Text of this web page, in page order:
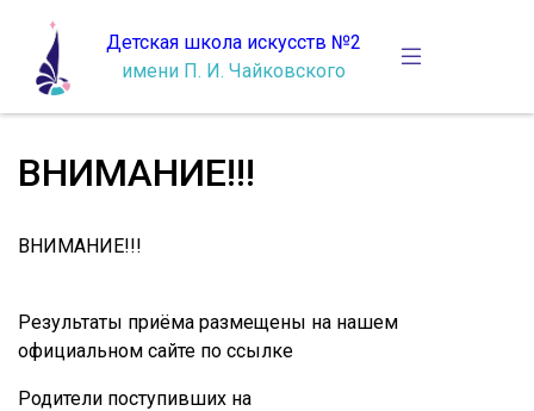
Детская школа искусств №2
имени П. И. Чайковского
ВНИМАНИЕ!!!
ВНИМАНИЕ!!!
Результаты приёма размещены на нашем
официальном сайте по ссылке
Родители поступивших на